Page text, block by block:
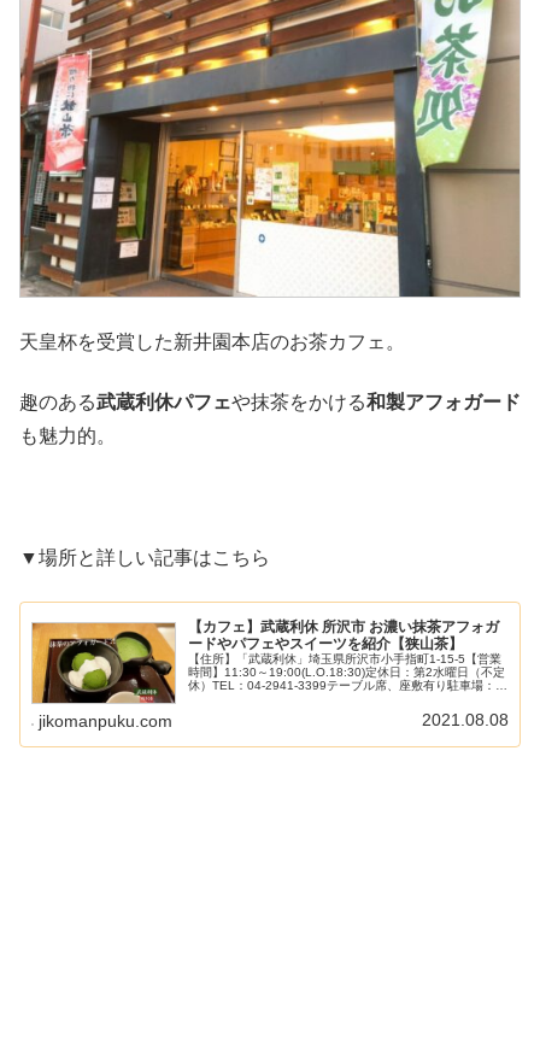
天皇杯を受賞した新井園本店のお茶カフェ。
趣のある武蔵利休パフェや抹茶をかける和製アフォガード
も魅力的。
▼場所と詳しい記事はこちら
【カフェ】武蔵利休 所沢市 お濃い抹茶アフォガ
ードやパフェやスイーツを紹介【狭山茶】
【住所】「武蔵利休」埼玉県所沢市小手指町1-15-5【営業
時間】11:30～19:00(L.O.18:30)定休日：第2水曜日（不定
休）TEL：04-2941-3399テーブル席、座敷有り駐車場：な
jikomanpuku.com 2021.08.08